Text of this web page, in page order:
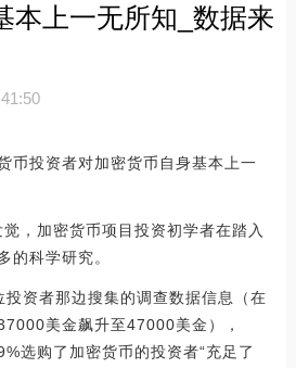
本上一无所知_数据来
币投资者对加密货币自身基本上一
，加密货币项目投资初学者在踏入
的科学研究。
资者那边搜集的调查数据信息（在
美金飙升至47000美金），
选购了加密货币的投资者“充足了